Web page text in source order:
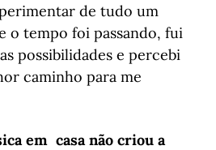
de tudo um
o tempo foi passando, fui
possibilidades e percebi
caminho para me
em casa não criou a